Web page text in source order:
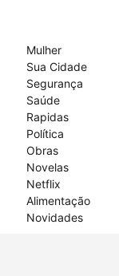
Mulher
Sua Cidade
Segurança
Saúde
Rapidas
Política
Obras
Novelas
Netflix
Alimentação
Novidades